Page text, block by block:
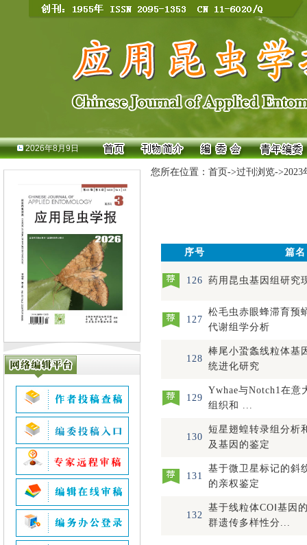
2026年8月9日
您所在位置： 首页->过刊浏览->2023
序号 篇名
126 药用昆虫基因组研究
127
松毛虫赤眼蜂滞育预
代谢组学分析
128
棒尾小蛩螽线粒体基
统进化研究
129
Ywhae与Notch1在意
组织和 ...
130
短星翅蝗转录组分析
及基因的鉴定
131
基于微卫星标记的斜
的亲权鉴定
132
基于线粒体COⅠ基因
群遗传多样性分...